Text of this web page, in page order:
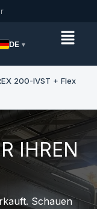
DE
200-IVST + Flex
IHREN
Schauen